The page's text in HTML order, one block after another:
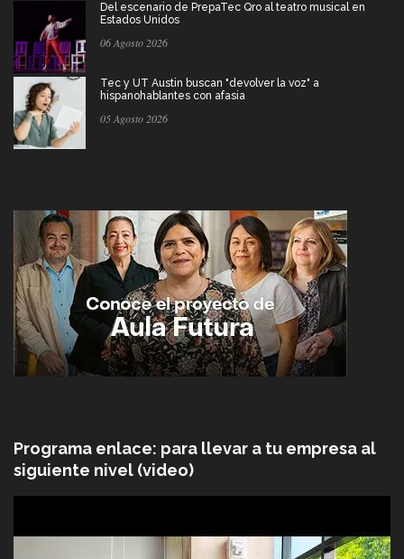
Del escenario de PrepaTec Qro al teatro musical en
Estados Unidos
06 Agosto 2026
Tec y UT Austin buscan "devolver la voz" a
hispanohablantes con afasia
05 Agosto 2026
Programa enlace: para llevar a tu empresa al
siguiente nivel (video)